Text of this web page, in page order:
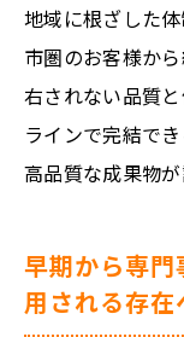
地域に根ざした
市圏のお客様か
右されない品質
ラインで完結で
高品質な成果物が
早期から専門
用される存在